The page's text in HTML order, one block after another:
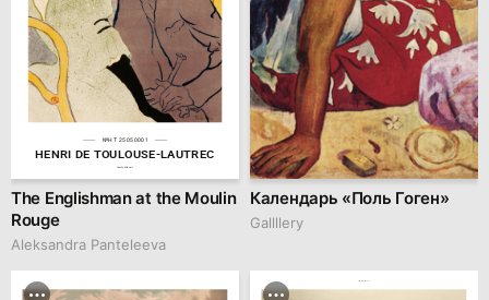
№HT 25050001
HENRI DE TOULOUSE-LAUTREC
family.kiiids.art
The Englishman at the Moulin
Rouge
Aleksandra Panteleeva
Календарь «Поль Гоген»
Gallllery